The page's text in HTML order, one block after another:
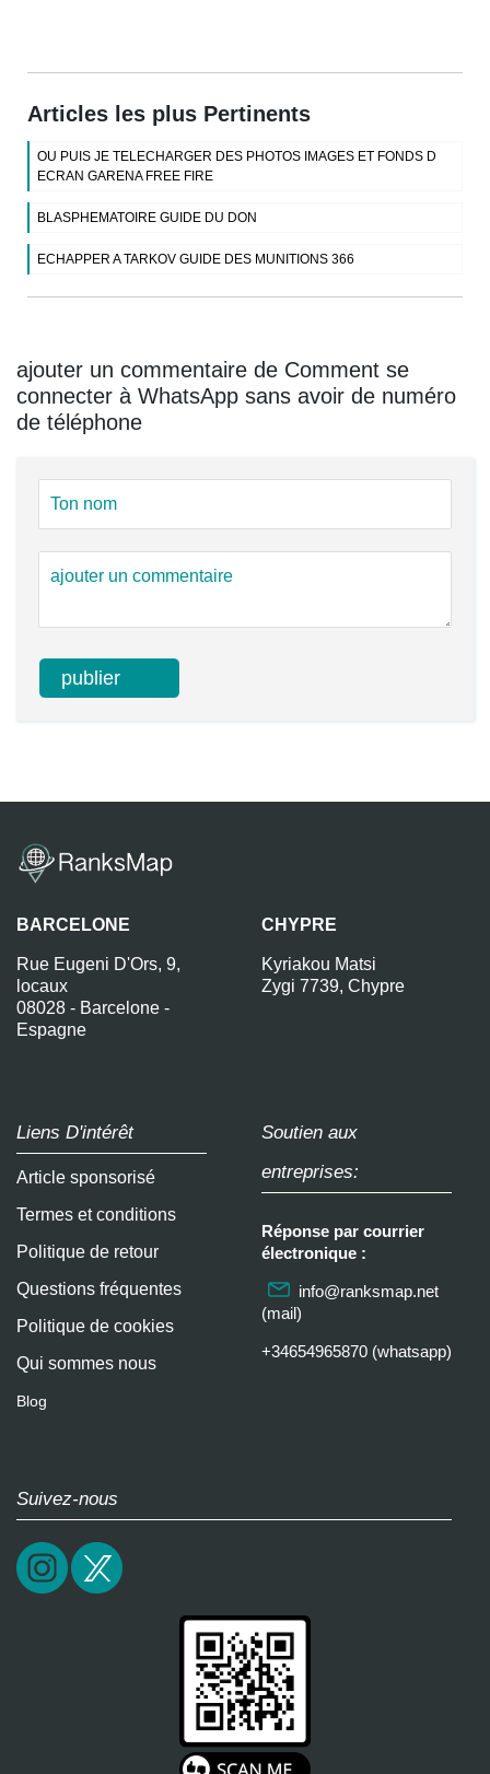
Articles les plus Pertinents
OU PUIS JE TELECHARGER DES PHOTOS IMAGES ET FONDS D
ECRAN GARENA FREE FIRE
BLASPHEMATOIRE GUIDE DU DON
ECHAPPER A TARKOV GUIDE DES MUNITIONS 366
ajouter un commentaire de Comment se
connecter à WhatsApp sans avoir de numéro
de téléphone
BARCELONE
Rue Eugeni D'Ors, 9,
locaux
08028 - Barcelone -
Espagne
CHYPRE
Kyriakou Matsi
Zygi 7739, Chypre
Liens D'intérêt
Article sponsorisé
Termes et conditions
Politique de retour
Questions fréquentes
Politique de cookies
Qui sommes nous
Blog
Soutien aux
entreprises:
Réponse par courrier
électronique :
info@ranksmap.net
(mail)
+34654965870 (whatsapp)
Suivez-nous